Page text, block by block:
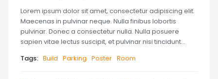
Lorem ipsum dolor sit amet, consectetur adipiscing elit.
Maecenas in pulvinar neque. Nulla finibus lobortis
pulvinar. Donec a consectetur nulla. Nulla posuere
sapien vitae lectus suscipit, et pulvinar nisi tincidunt…
Tags: Build Parking Poster Room